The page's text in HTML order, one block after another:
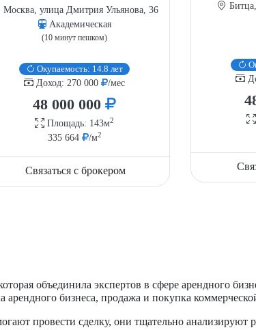
Москва, улица Дмитрия Ульянова, 36
Академическая
(10 минут пешком)
Окупаемость: 14.8 лет
Доход: 270 000
/мес
48 000 000
Площадь: 143м2
335 664 /м2
Связаться с брокером
объединила экспертов в сфере арендного
арендного бизнеса, продажа и покупка
провести сделку, они тщательно